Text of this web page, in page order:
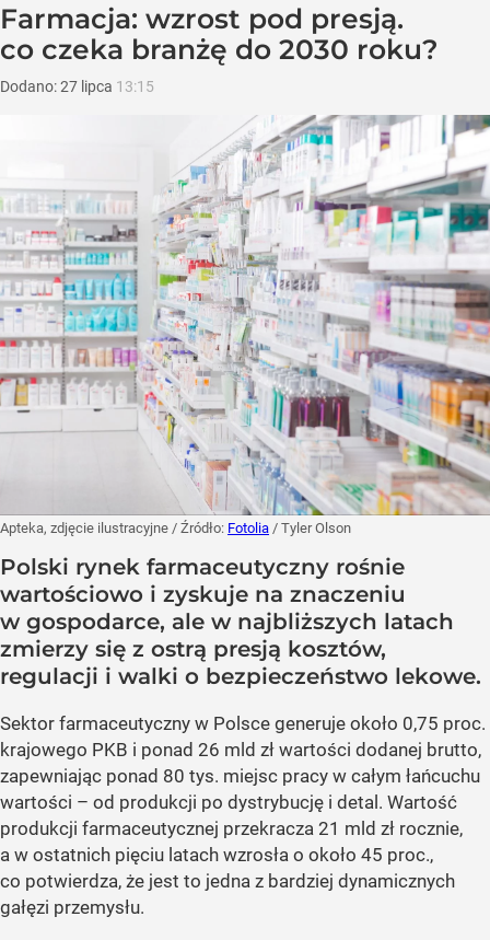
Farmacja: wzrost pod presją.
co czeka branżę do 2030 roku?
Dodano:27 lipca 13:15
Apteka, zdjęcie ilustracyjne / Źródło: Fotolia / Tyler Olson
Polski rynek farmaceutyczny rośnie
wartościowo i zyskuje na znaczeniu
w gospodarce, ale w najbliższych latach
zmierzy się z ostrą presją kosztów,
regulacji i walki o bezpieczeństwo lekowe.
Sektor farmaceutyczny w Polsce generuje około 0,75 proc.
krajowego PKB i ponad 26 mld zł wartości dodanej brutto,
zapewniając ponad 80 tys. miejsc pracy w całym łańcuchu
wartości – od produkcji po dystrybucję i detal. Wartość
produkcji farmaceutycznej przekracza 21 mld zł rocznie,
a w ostatnich pięciu latach wzrosła o około 45 proc.,
co potwierdza, że jest to jedna z bardziej dynamicznych
gałęzi przemysłu.